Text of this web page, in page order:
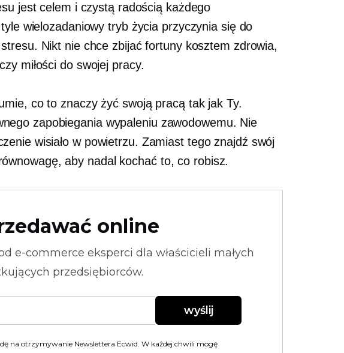
jest celem i czystą radością każdego
wielozadaniowy tryb życia przyczynia się do
Nikt nie chce zbijać fortuny kosztem zdrowia,
miłości do swojej pracy.
co to znaczy żyć swoją pracą tak jak Ty.
zapobiegania wypaleniu zawodowemu. Nie
wisiało w powietrzu. Zamiast tego znajdź swój
aby nadal kochać to, co robisz.
online
e-commerce eksperci dla właścicieli małych
przedsiębiorców.
wyślij
na otrzymywanie Newslettera Ecwid. W każdej chwili mogę